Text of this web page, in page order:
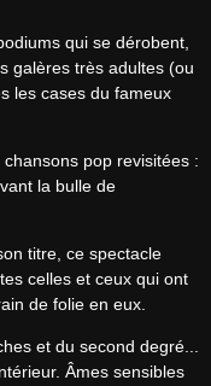
qui se dérobent,
galères très adultes (ou
les cases du fameux
pop revisitées :
la bulle de
titre, ce spectacle
celles et ceux qui ont
de folie en eux.
et du second degré...
Âmes sensibles